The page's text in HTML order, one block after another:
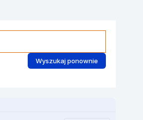
Wyszukaj ponownie